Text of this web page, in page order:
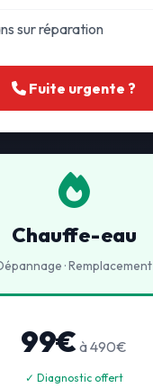
sur réparation
Fuite urgente ?
Chauffe-eau
· Remplacement
99€ à 490€
✓ Diagnostic offert